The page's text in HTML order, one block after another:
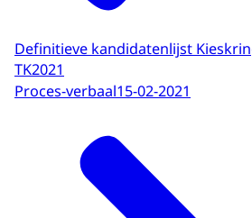
Definitieve kandidatenlijst
TK2021
Proces-verbaal15-02-2021